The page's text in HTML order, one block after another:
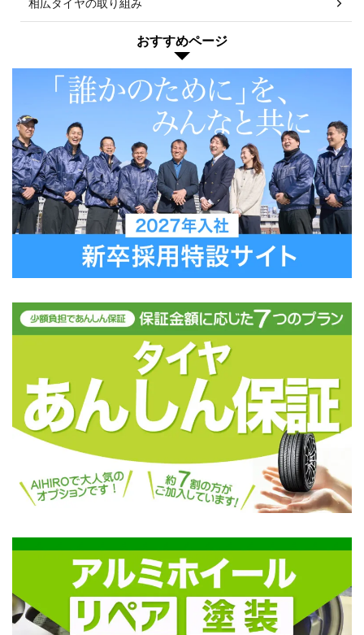
おすすめページ